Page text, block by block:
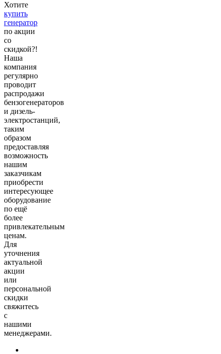
Хотите
купить
генератор
по акции
со
скидкой?!
Наша
компания
регулярно
проводит
распродажи
бензогенераторов
и дизель-
электростанций,
таким
образом
предоставляя
возможность
нашим
заказчикам
приобрести
интересующее
оборудование
по ещё
более
привлекательным
ценам.
Для
уточнения
актуальной
акции
или
персональной
скидки
свяжитесь
с
нашими
менеджерами.